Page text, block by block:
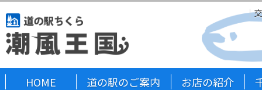
HOME 道の駅のご案内 お店の紹介